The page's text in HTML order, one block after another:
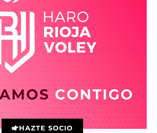
HAZTE SOCIO